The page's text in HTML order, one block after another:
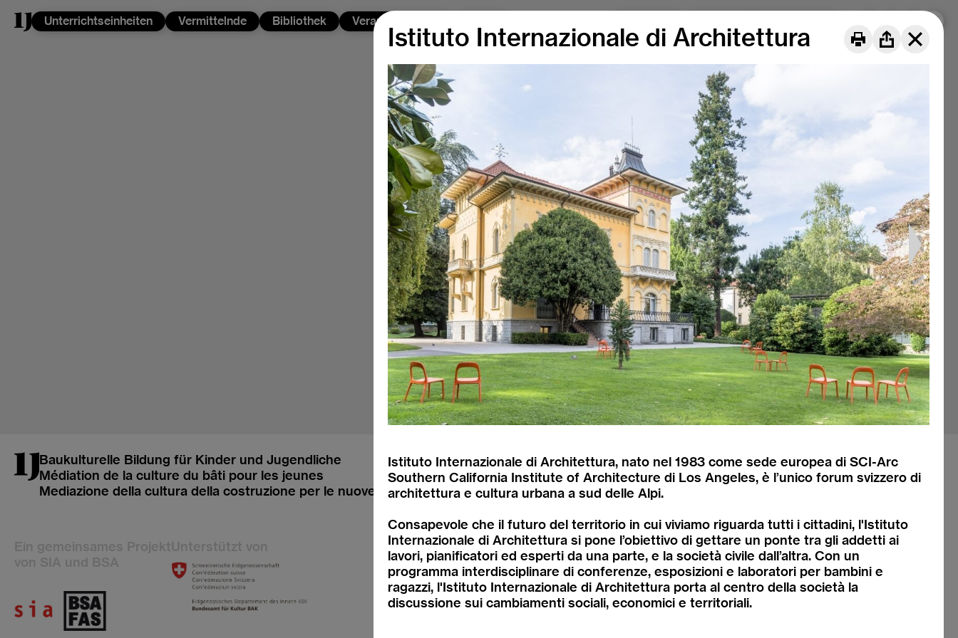
Unterrichtseinheiten Vermittelnde Bibliothek Veranstaltungen IT
Istituto Internazionale di Architettura
Istituto Internazionale di Architettura, nato nel 1983 come sede europea di SCI-Arc
Southern California Institute of Architecture di Los Angeles, è l’unico forum svizzero di
architettura e cultura urbana a sud delle Alpi.
Consapevole che il futuro del territorio in cui viviamo riguarda tutti i cittadini, l'Istituto
Internazionale di Architettura si pone l’obiettivo di gettare un ponte tra gli addetti ai
lavori, pianificatori ed esperti da una parte, e la società civile dall’altra. Con un
programma interdisciplinare di conferenze, esposizioni e laboratori per bambini e
ragazzi, l'Istituto Internazionale di Architettura porta al centro della società la
discussione sui cambiamenti sociali, economici e territoriali.
Baukulturelle Bildung für Kinder und Jugendliche
Médiation de la culture du bâti pour les jeunes
Mediazione della cultura della costruzione per le nuove generazioniInstagram
YouTube
Medienspiegel